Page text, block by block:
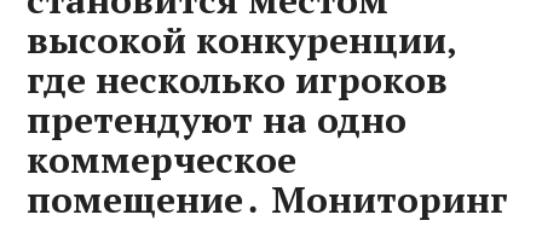
высокой конкуренции‚
где несколько игроков
претендуют на одно
коммерческое
помещение․ Мониторинг